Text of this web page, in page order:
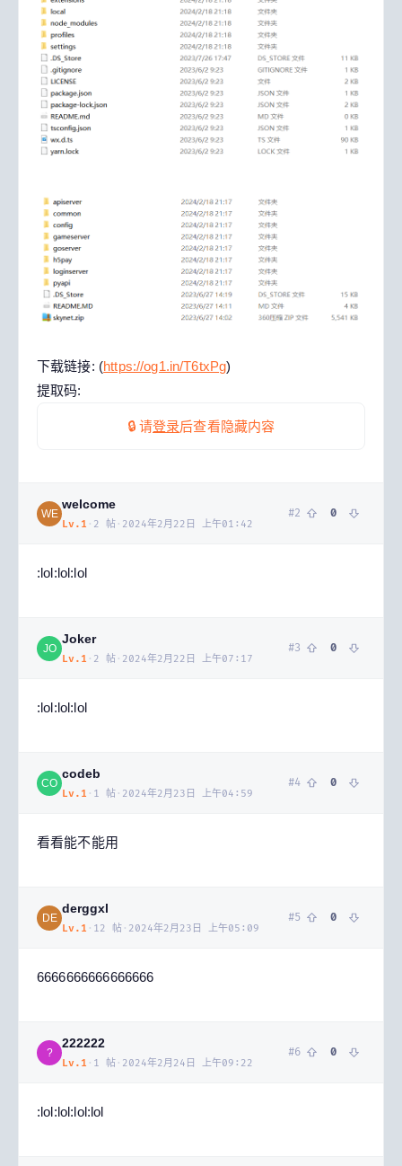
下载链接: (https://og1.in/T6txPg)
提取码:
🔒 请登录后查看隐藏内容
WE
welcome
Lv. 1 · 2 帖 · 2024年2月22日 上午01:42
#2 0
:lol:lol:lol
JO
Joker
Lv. 1 · 2 帖 · 2024年2月22日 上午07:17
#3 0
:lol:lol:lol
CO
codeb
Lv. 1 · 1 帖 · 2024年2月23日 上午04:59
#4 0
看看能不能用
DE
derggxl
Lv. 1 · 12 帖 · 2024年2月23日 上午05:09
#5 0
6666666666666666
?
222222
Lv. 1 · 1 帖 · 2024年2月24日 上午09:22
#6 0
:lol:lol:lol:lol